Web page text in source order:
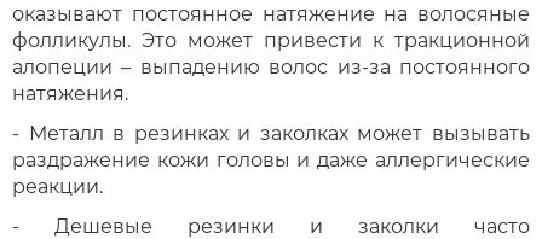
оказывают постоянное натяжение на волосяные
фолликулы. Это может привести к тракционной
алопеции – выпадению волос из-за постоянного
натяжения.
- Металл в резинках и заколках может вызывать
раздражение кожи головы и даже аллергические
реакции.
- Дешевые резинки и заколки часто